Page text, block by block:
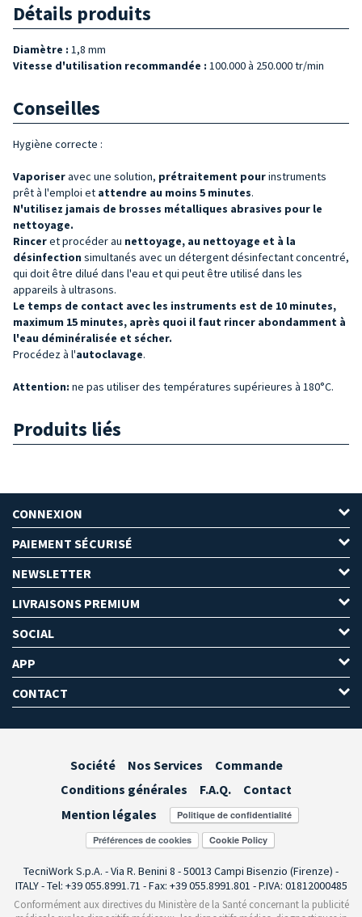
Détails produits
Diamètre : 1,8 mm
Vitesse d'utilisation recommandée : 100.000 à 250.000 tr/min
Conseilles
Hygiène correcte :
Vaporiseravec une solution, prétraitement pourinstruments
prêt à l'emploi et attendre au moins 5 minutes.
N'utilisez jamais de brosses métalliques abrasives pour le
nettoyage.
Rinceret procéder au nettoyage, au nettoyage et à la
désinfection simultanés avec un détergent désinfectant concentré,
qui doit être dilué dans l'eau et qui peut être utilisé dans les
appareils à ultrasons.
Le temps de contact avec les instruments est de 10 minutes,
maximum 15 minutes, après quoi il faut rincer abondamment à
l'eau déminéralisée et sécher.
Procédez à l'autoclavage.
Attention: ne pas utiliser des températures supérieures à 180°C.
Produits liés
CONNEXION
PAIEMENT SÉCURISÉ
NEWSLETTER
LIVRAISONS PREMIUM
SOCIAL
APP
CONTACT
Société Nos Services
Commande
Conditions générales
F.A.Q.
Contact
Mention légales
Préférences de cookies
TecniWork S.p.A. - Via R. Benini 8 - 50013 Campi Bisenzio (Firenze) -
ITALY - Tel: +39 055.8991.71 - Fax: +39 055.8991.801 - P.IVA: 01812000485
Conformément aux directives du Ministère de la Santé concernant la publicité